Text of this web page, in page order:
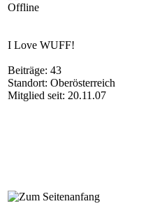
Offline
I Love WUFF!
Beiträge: 43
Standort: Oberösterreich
Mitglied seit: 20.11.07